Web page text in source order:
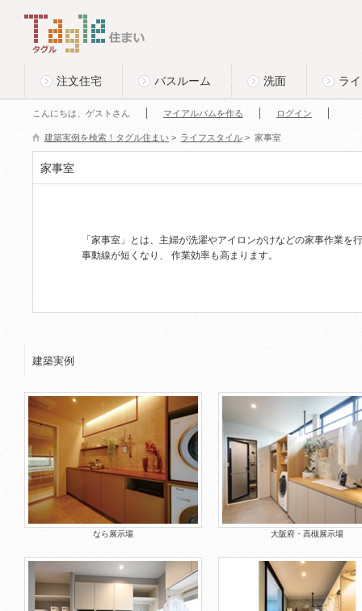
Tagle タグル 住まい
注文住宅 バスルーム 洗面 ラ
こんにちは、ゲストさん マイアルバムを作る ログイン
建築実例を検索！タグル住まい > ライフスタイル > 家事室
家事室
「家事室」とは、主婦が洗濯やアイロンがけなどの家事作業
事動線が短くなり、 作業効率も高まります。
建築実例
なら展示場 大阪府・高槻展示場